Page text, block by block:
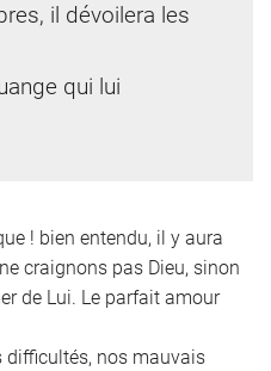
il dévoilera les
qui lui
! bien entendu, il y aura
craignons pas Dieu, sinon
de Lui. Le parfait amour
difficultés, nos mauvais